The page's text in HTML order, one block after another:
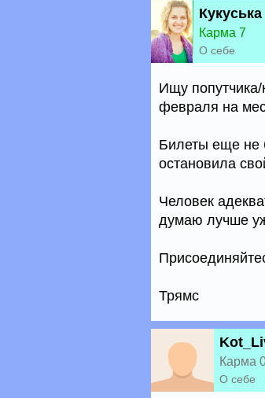
Кукуська
Карма 7
О себе
Ищу
февраля на
Билеты еще не
остановила
Человек
думаю лучше
Трямс
Карма
О себе